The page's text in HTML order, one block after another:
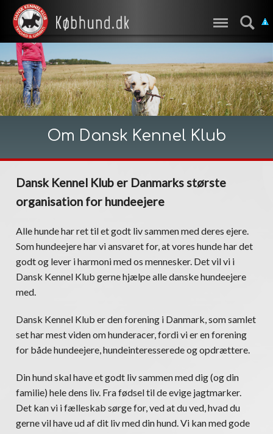
Om Dansk Kennel Klub
Dansk Kennel Klub er Danmarks største
organisation for hundeejere
Alle hunde har ret til et godt liv sammen med deres ejere.
Som hundeejere har vi ansvaret for, at vores hunde har det
godt og lever i harmoni med os mennesker. Det vil vi i
Dansk Kennel Klub gerne hjælpe alle danske hundeejere
med.
Dansk Kennel Klub er den forening i Danmark, som samlet
set har mest viden om hunderacer, fordi vi er en forening
for både hundeejere, hundeinteresserede og opdrættere.
Din hund skal have et godt liv sammen med dig (og din
familie) hele dens liv. Fra fødsel til de evige jagtmarker.
Det kan vi i fælleskab sørge for, ved at du ved, hvad du
gerne vil have ud af dit liv med din hund. Vi kan med gode